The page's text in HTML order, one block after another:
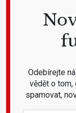
Odebírejte
vědět o tom,
spamovat,